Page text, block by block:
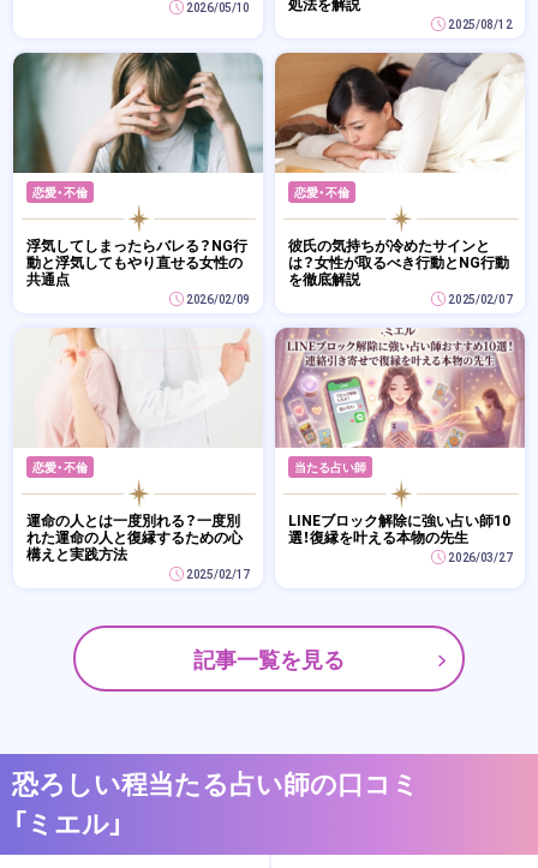
2026/05/10
2025/08/12
恋愛・不倫
浮気してしまったらバレる？NG行
動と浮気してもやり直せる女性の
共通点
2026/02/09
恋愛・不倫
彼氏の気持ちが冷めたサインと
は？女性が取るべき行動とNG行動
を徹底解説
2025/02/07
恋愛・不倫
運命の人とは一度別れる？一度別
れた運命の人と復縁するための心
構えと実践方法
2025/02/17
当たる占い師
LINEブロック解除に強い占い師10
選！復縁を叶える本物の先生
2026/03/27
記事一覧を見る
恐ろしい程当たる占い師の口コミ
「ミエル」